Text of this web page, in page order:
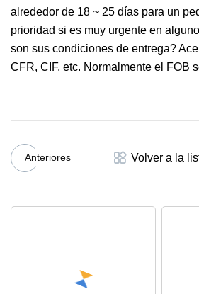
alrededor de 18 ~ 25 días para un
prioridad si es muy urgente en
son sus condiciones de entrega?
CFR, CIF, etc. Normalmente el FOB
Anteriores Volver a la